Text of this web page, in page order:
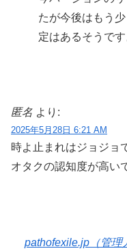
たが今後はもう
定はあるそうです
匿名 より:
2025年5月28日 6:21 AM
時よ止まれはジョジョ
オタクの認知度が高い
pathofexile.jp（管理